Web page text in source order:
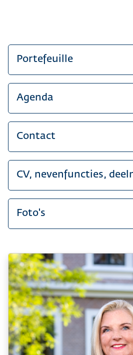
Portefeuille
Agenda
Contact
CV, nevenfuncties,
Foto's